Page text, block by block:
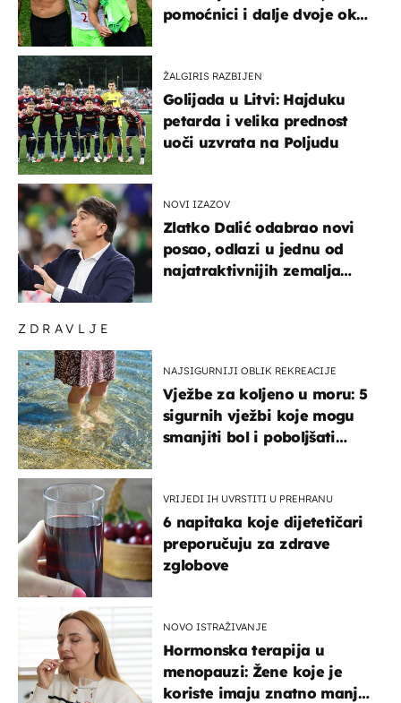
ZDRAVLJE
NAJSIGURNIJI OBLIK REKREACIJE
Vježbe za koljeno u moru: 5
sigurnih vježbi koje mogu
smanjiti bol i poboljšati
VRIJEDI IH UVRSTITI U PREHRANU
6 napitaka koje dijetetičari
preporučuju za zdrave
zglobove
NOVO ISTRAŽIVANJE
Hormonska terapija u
menopauzi: Žene koje je
koriste imaju znatno manji
pomoćnici i dalje dvoje oko
ŽALGIRIS RAZBIJEN
Golijada u Litvi: Hajduku
petarda i velika prednost
uoči uzvrata na Poljudu
NOVI IZAZOV
Zlatko Dalić odabrao novi
posao, odlazi u jednu od
najatraktivnijih zemalja